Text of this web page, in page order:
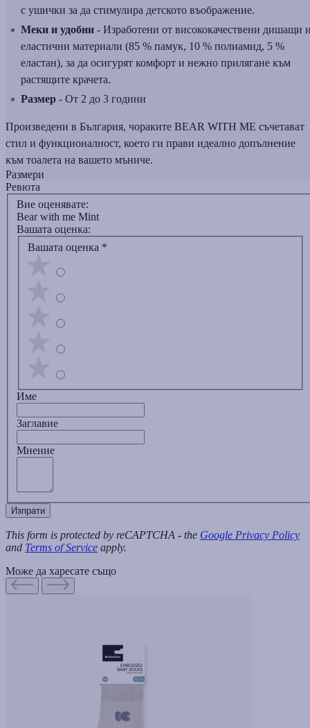
с ушички за да стимулира детското въображение.
Меки и удобни - Изработени от висококачествени дишащи
еластични материали (85 % памук, 10 % полиамид, 5 %
еластан), за да осигурят комфорт и нежно прилягане към
растящите крачета.
Размер - От 2 до 3 години
Произведени в България, чораките BEAR WITH ME съчетават
стил и функционалност, което ги прави идеално допълнение
към тоалета на вашето мъниче.
Размери
Ревюта
Вие оценявате:
Bear with me Mint
Вашата оценка:
Вашата оценка *
Име
Заглавиe
Мнение
Изпрати
This form is protected by reCAPTCHA - the Google Privacy Policy
and Terms of Service apply.
Може да харесате също